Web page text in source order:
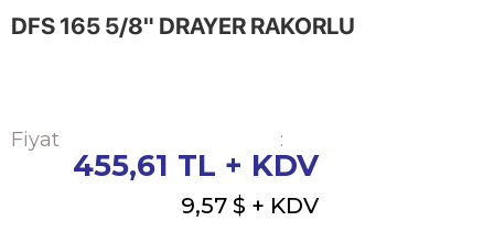
DFS 165 5/8" DRAYER RAKORLU
Fiyat :
455,61 TL + KDV
9,57 $ + KDV